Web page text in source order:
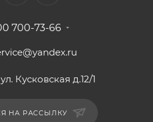
700-73-66
Кусковская д.12/1
НА РАССЫЛКУ